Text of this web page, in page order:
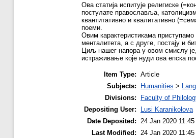
Ова статија испитује религиске
постулате православља,
квантитативно и квалитативно
поеми.
Овим карактеристикама приступамо
менталитета, а с друге, постају и
Циљ нашег напора у овом смислу је,
истраживање које нуди ова епска
Item Type: Article
Subjects:
Humanities >
Divisions:
Faculty of
Depositing User:
Lusi Karanikolova
Date Deposited: 24 Jan 2020 11:45
Last Modified: 24 Jan 2020 11:45